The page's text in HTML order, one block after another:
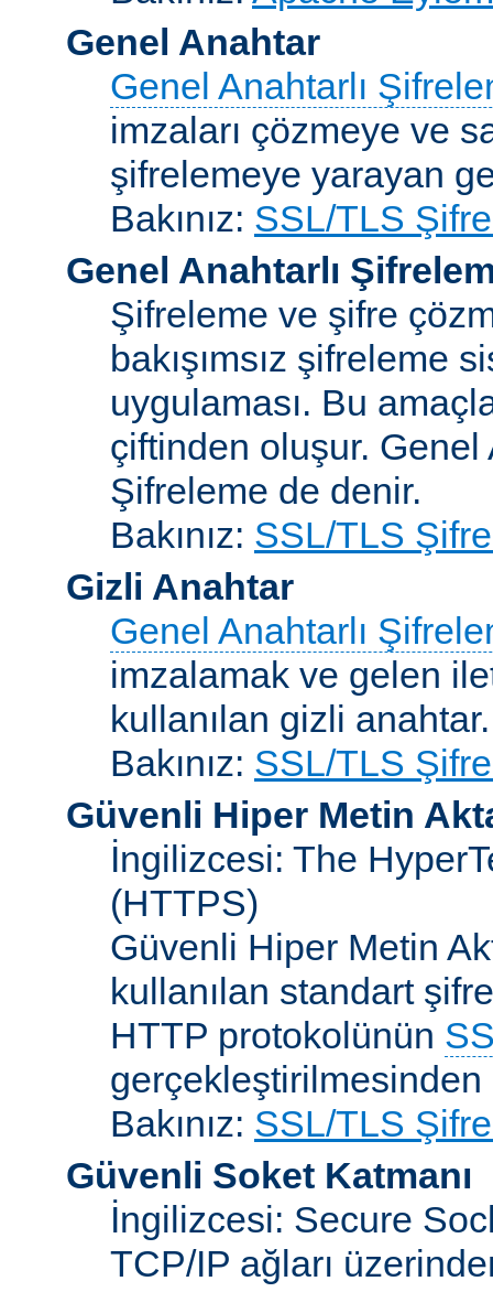
Genel Anahtar
Genel Anahtarlı
imzaları çözmeye ve
şifrelemeye yarayan
Bakınız: SSL/TLS
Genel Anahtarlı
Şifreleme ve şifre
bakışımsız şifreleme
uygulaması. Bu
çiftinden oluşur. Genel
Şifreleme de denir.
Bakınız: SSL/TLS
Gizli Anahtar
Genel Anahtarlı
imzalamak ve gelen
kullanılan gizli anahtar.
Bakınız: SSL/TLS
Güvenli Hiper Metin
İngilizcesi: The
(HTTPS)
Güvenli Hiper Metin
kullanılan standart
HTTP protokolünün
Bakınız: SSL/TLS
Güvenli Soket Katmanı
İngilizcesi: Secure
TCP/IP ağları